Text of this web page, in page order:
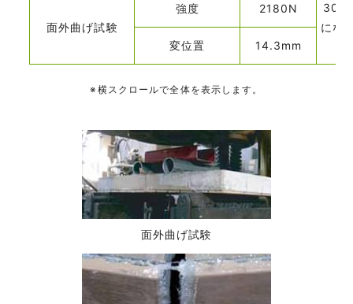
面外曲げ試験
強度 2180N
にな
変位置
14.3mm
※横スクロールで全体を表示します。
面外曲げ試験